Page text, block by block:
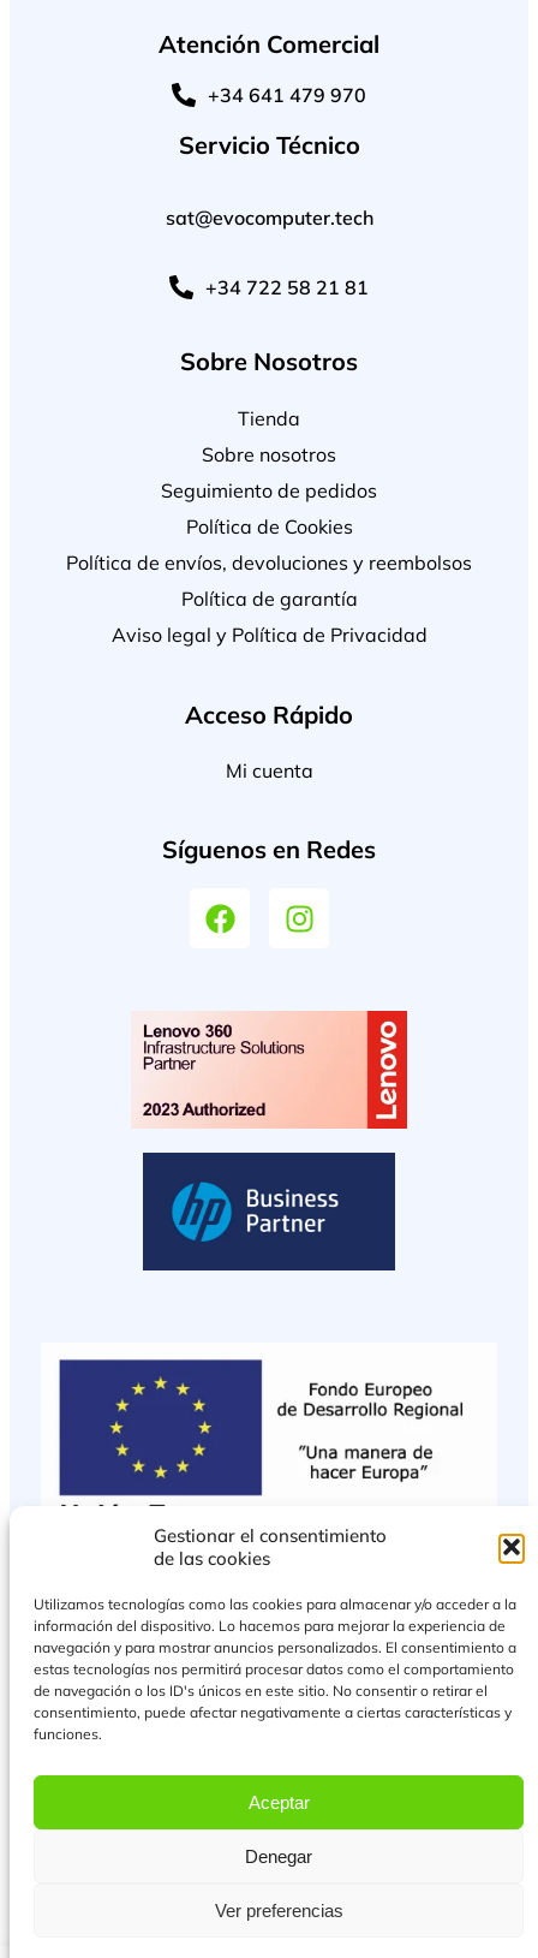
Gestionar el consentimiento
de las cookies
Utilizamos tecnologías como las cookies para almacenar y/o acceder a la
información del dispositivo. Lo hacemos para mejorar la experiencia de
navegación y para mostrar anuncios personalizados. El consentimiento a
estas tecnologías nos permitirá procesar datos como el comportamiento
de navegación o los ID's únicos en este sitio. No consentir o retirar el
consentimiento, puede afectar negativamente a ciertas características y
funciones.
Aceptar
Denegar
Ver preferencias
Atención Comercial
+34 641 479 970
Servicio Técnico
sat@evocomputer.tech
+34 722 58 21 81
Sobre Nosotros
Tienda
Sobre nosotros
Seguimiento de pedidos
Política de Cookies
Política de envíos, devoluciones y reembolsos
Política de garantía
Aviso legal y Política de Privacidad
Acceso Rápido
Mi cuenta
Síguenos en Redes
PROYECTO COFINANCIADO POR EL FONDO EUROPEO DE DESARROLLO
Más Información
© 2026 Todos los derechos reservados.